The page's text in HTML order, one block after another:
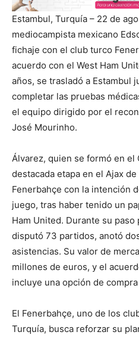
Estambul, Turquía – 22 de
mediocampista mexicano
fichaje con el club turco
acuerdo con el West Ham
años, se trasladó a Estambul
completar las pruebas
el equipo dirigido por el
José Mourinho.
Álvarez, quien se formó en el
destacada etapa en el Ajax
Fenerbahçe con la intención
juego, tras haber tenido un
Ham United. Durante su
disputó 73 partidos, anotó
asistencias. Su valor de
millones de euros, y el
incluye una opción de
El Fenerbahçe, uno de los
Turquía, busca reforzar su